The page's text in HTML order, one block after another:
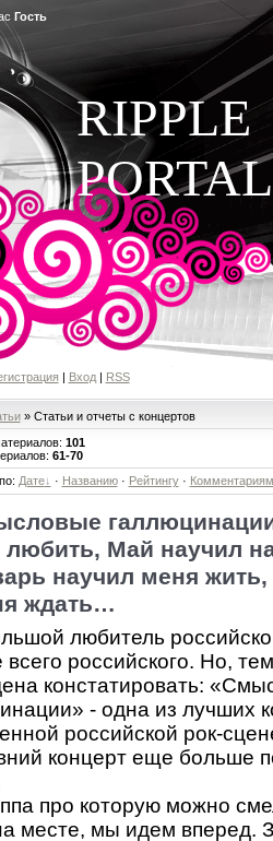
Гость
RIPPLE
PORTAL
| Вход| RSS
» Статьи и отчеты с концертов
: 101
: 61-70
: Дате · Названию· Рейтингу· Комментариям
любить, Май научил
научил меня
ждать…
любитель
российского. Но,
констатировать:
- одна из лучших
российской рок-
концерт еще больше
про которую можно
месте, мы идем вперед.